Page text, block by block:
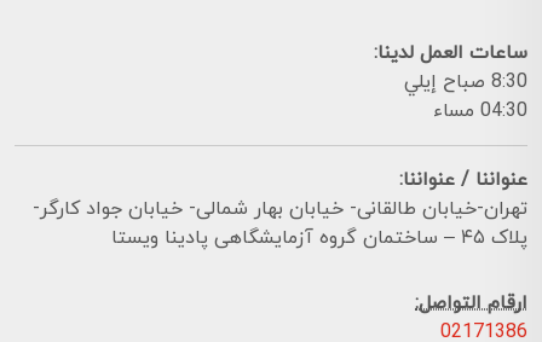
ساعات العمل لدينا:
8:30 صباح إيلي
04:30 مساء
عنواننا / عنواننا:
تهران-خیابان طالقانی- خیابان بهار شمالی- خیابان جواد کارگر-
پلاک ۴۵ – ساختمان گروه آزمایشگاهی پادینا ویستا
ارقام التواصل:
02171386